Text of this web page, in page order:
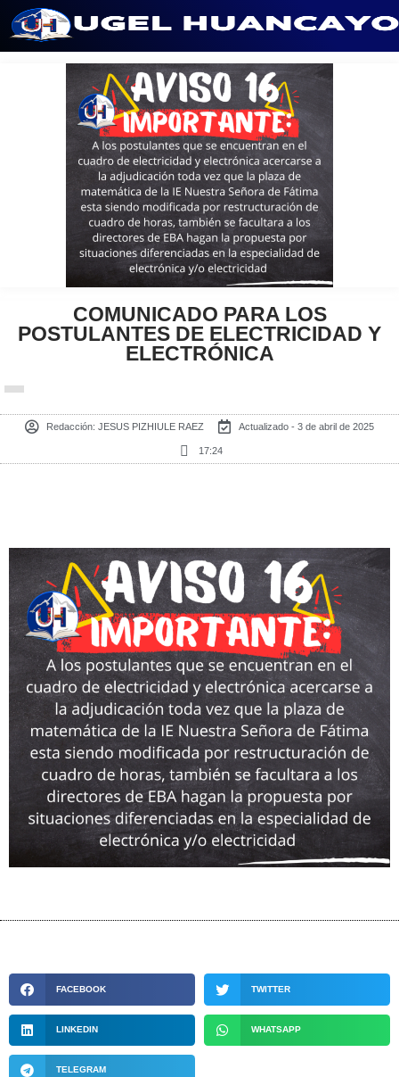
COMUNICADO PARA LOS
POSTULANTES DE ELECTRICIDAD Y
ELECTRÓNICA
Redacción: JESUS PIZHIULE RAEZ Actualizado - 3 de abril de 2025
17:24
FACEBOOK TWITTER
LINKEDIN WHATSAPP
TELEGRAM